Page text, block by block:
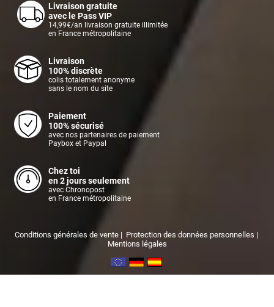
Livraison gratuite
avec le Pass VIP
14,99€/an livraison gratuite illimitée
en France métropolitaine
Livraison
100% discrète
colis totalement anonyme
sans le nom du site
Paiement
100% sécurisé
avec nos partenaires de paiement
Paybox et Paypal
Chez toi
en 2 jours seulement
avec Chronopost
en France métropolitaine
Conditions générales de vente| Protection des données personnelles |
Mentions légales